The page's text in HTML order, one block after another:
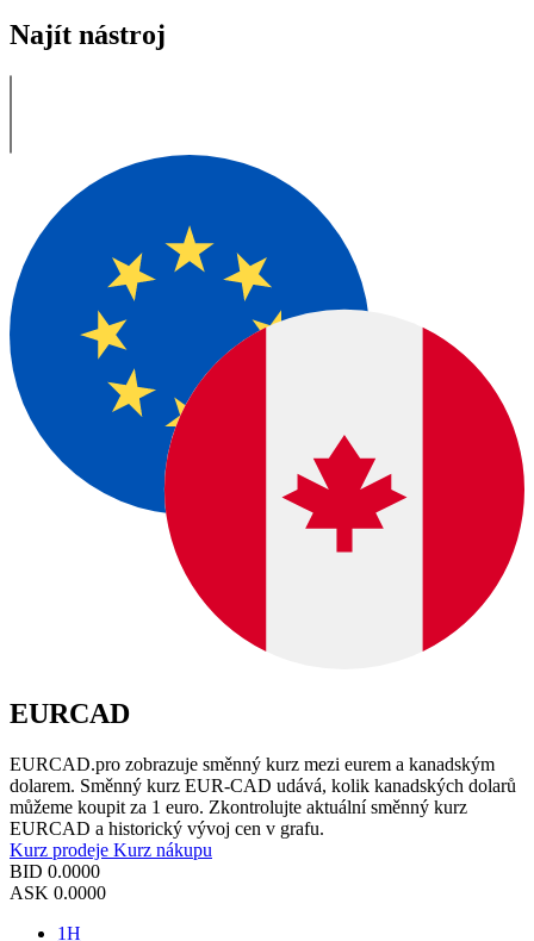
Najít nástroj
EURCAD
EURCAD.pro zobrazuje směnný kurz mezi eurem a kanadským
dolarem. Směnný kurz EUR-CAD udává, kolik kanadských dolarů
můžeme koupit za 1 euro. Zkontrolujte aktuální směnný kurz
EURCAD a historický vývoj cen v grafu.
Kurz prodeje Kurz nákupu
BID 0.0000
ASK 0.0000
1H